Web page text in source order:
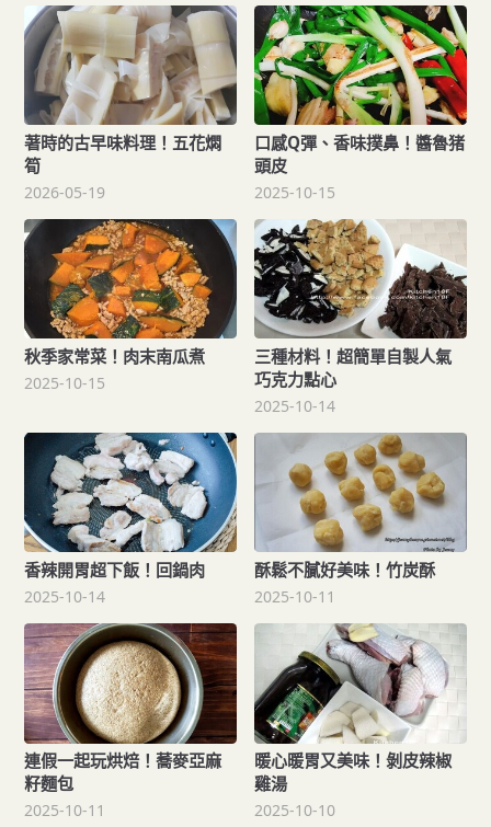
著時的古早味料理！五花燜
筍
2026-05-19
口感Q彈、香味撲鼻！醬魯猪
頭皮
2025-10-15
秋季家常菜！肉末南瓜煮
2025-10-15
三種材料！超簡單自製人氣
巧克力點心
2025-10-14
香辣開胃超下飯！回鍋肉
2025-10-14
酥鬆不膩好美味！竹炭酥
2025-10-11
連假一起玩烘焙！蕎麥亞麻
籽麵包
2025-10-11
暖心暖胃又美味！剝皮辣椒
雞湯
2025-10-10